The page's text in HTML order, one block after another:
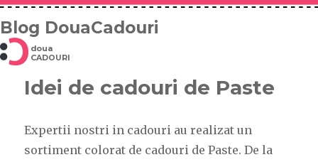
Blog DouaCadouri
doua
CADOURI
Idei de cadouri de Paste
Expertii nostri in cadouri au realizat un
sortiment colorat de cadouri de Paste. De la